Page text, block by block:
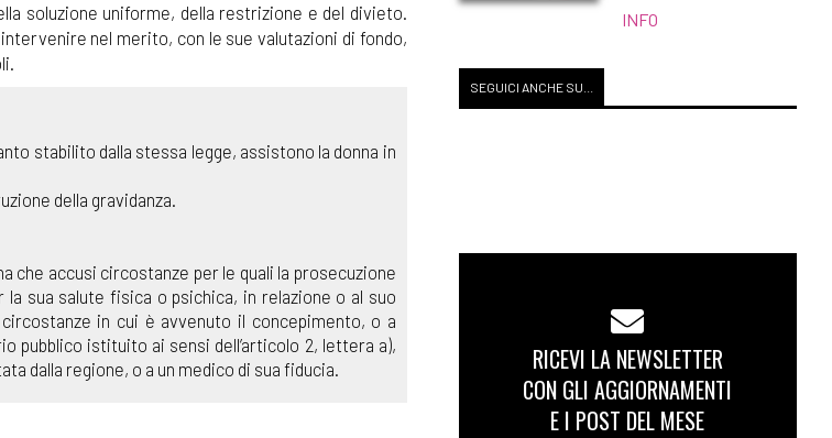
soluzione uniforme, della restrizione e del divieto.
intervenire nel merito, con le sue valutazioni di fondo,
stabilito dalla stessa legge, assistono la donna in
della gravidanza.
che accusi circostanze per le quali la prosecuzione
sua salute fisica o psichica, in relazione o al suo
in cui è avvenuto il concepimento, o a
pubblico istituito ai sensi dell’articolo 2, lettera a),
dalla regione, o a un medico di sua fiducia.
INFO
SEGUICI ANCHE SU...
RICEVI LA NEWSLETTER
CON GLI AGGIORNAMENTI
E I POST DEL MESE